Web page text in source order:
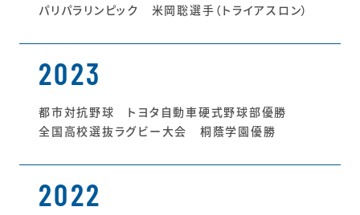
パリパラリンピック 米岡聡選手（トライアスロン）
2023
都市対抗野球 トヨタ自動車硬式野球部優勝
全国高校選抜ラグビー大会 桐蔭学園優勝
2022